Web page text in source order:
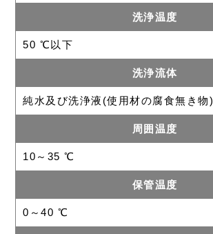
洗浄温度
50 ℃以下
洗浄流体
純水及び洗浄液(使用材の腐食無き物)
周囲温度
10～35 ℃
保管温度
0～40 ℃